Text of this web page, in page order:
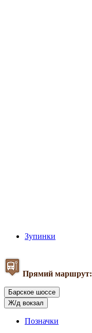
Зупинки
Прямий маршрут:
Барское шоссе
Ж/д вокзал
Позначки